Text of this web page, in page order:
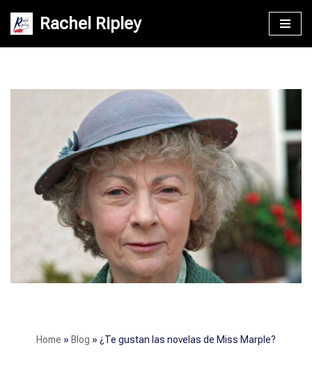
Saltar
Rachel Ripley
Home » Blog » ¿Te gustan las novelas de Miss Marple?